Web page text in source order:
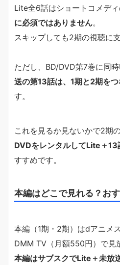
Lite全6話はショートコメディ
に必須ではありません。
スキップしても2期の視聴に
ただし、BD/DVD第7巻に同
送の第13話は、1期と2期を
す。
これを見るか見ないかで2期
DVDをレンタルしてLite＋13
すすめです。
本編はどこで見れる？お
本編（1期・2期）はdアニメ
DMM TV（月額550円）で見
本編はサブスクでLite＋未放